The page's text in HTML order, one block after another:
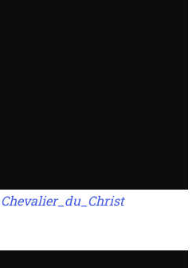
Chevalier_du_Christ